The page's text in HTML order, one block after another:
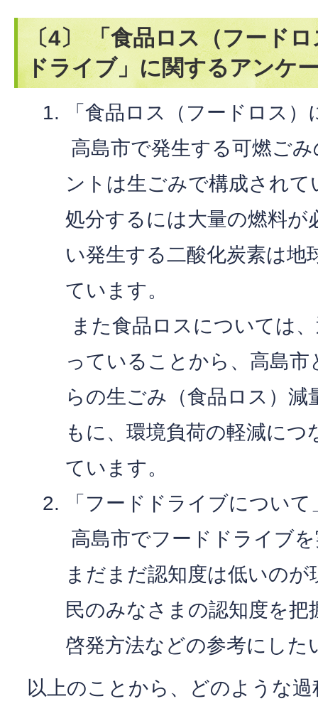
〔4〕 「食品ロス（フード
ドライブ」に関するアンケ
「食品ロス（フードロス
高島市で発生する可燃ご
ントは生ごみで構成され
処分するには大量の燃料が
い発生する二酸化炭素は地
ています。
また食品ロスについては
っていることから、高島
らの生ごみ（食品ロス）
もに、環境負荷の軽減に
ています。
「フードドライブについて
高島市でフードドライブ
まだまだ認知度は低いの
民のみなさまの認知度を
啓発方法などの参考にした
以上のことから、どのような